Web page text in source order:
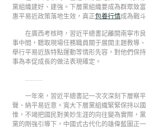
黨組織建好、建強。下層黨組織要成為群眾致
惠平易近政策落地生效，真正包養行情成為戰
在廣西考核時，習近平總書記離開南寧市
事中間，聽取現場任務職員關于展開主題教導
舉行平易近族特點運動等情形先容，對他們保
事為本促成長的做法表現確定。
一年來，習近平總書記一次次深刻下層察
聲、納平易近意。寬大下層黨組織緊緊保持以
惟，不竭把國民對美妙生涯的向往變為實際，
黨的剛強引導下，中國式古代化的雄偉藍圖正